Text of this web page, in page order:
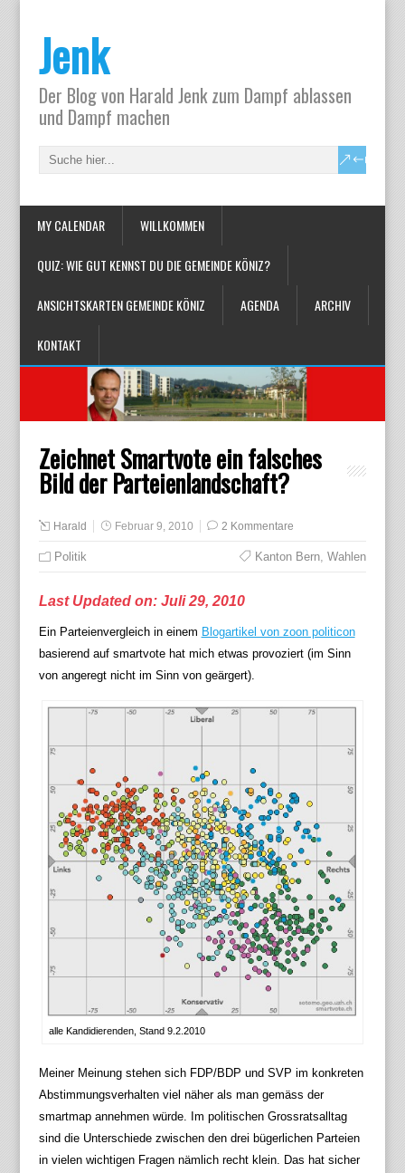
Jenk
Der Blog von Harald Jenk zum Dampf ablassen
und Dampf machen
MY CALENDAR WILLKOMMEN
QUIZ: WIE GUT KENNST DU DIE GEMEINDE KÖNIZ?
ANSICHTSKARTEN GEMEINDE KÖNIZ AGENDA ARCHIV
KONTAKT
Zeichnet Smartvote ein falsches
Bild der Parteienlandschaft?
Harald Februar 9, 2010 2 Kommentare
Politik Kanton Bern,Wahlen
Last Updated on: Juli 29, 2010
Ein Parteienvergleich in einem Blogartikel von zoon politicon
basierend auf smartvote hat mich etwas provoziert (im Sinn
von angeregt nicht im Sinn von geärgert).
alle Kandidierenden, Stand 9.2.2010
Meiner Meinung stehen sich FDP/BDP und SVP im konkreten
Abstimmungsverhalten viel näher als man gemäss der
smartmap annehmen würde. Im politischen Grossratsalltag
sind die Unterschiede zwischen den drei bügerlichen Parteien
in vielen wichtigen Fragen nämlich recht klein. Das hat sicher